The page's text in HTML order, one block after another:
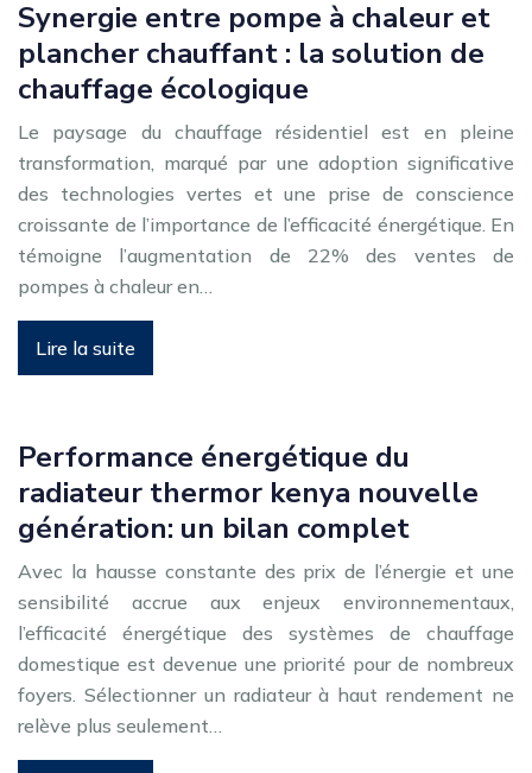
Synergie entre pompe à chaleur et
plancher chauffant : la solution de
chauffage écologique
Le paysage du chauffage résidentiel est en pleine
transformation, marqué par une adoption significative
des technologies vertes et une prise de conscience
croissante de l’importance de l’efficacité énergétique. En
témoigne l’augmentation de 22% des ventes de
pompes à chaleur en…
Lire la suite
Performance énergétique du
radiateur thermor kenya nouvelle
génération: un bilan complet
Avec la hausse constante des prix de l’énergie et une
sensibilité accrue aux enjeux environnementaux,
l’efficacité énergétique des systèmes de chauffage
domestique est devenue une priorité pour de nombreux
foyers. Sélectionner un radiateur à haut rendement ne
relève plus seulement…